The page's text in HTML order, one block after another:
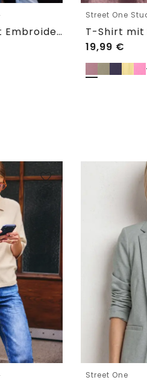
Shirtbluse mit Embroidery-Front
Street One
19,99 €
Street One